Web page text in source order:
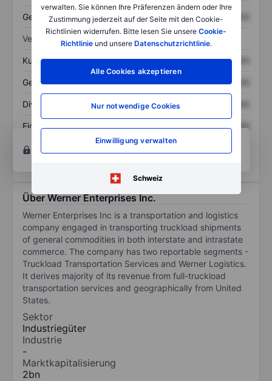
verwalten. Sie können Ihre Präferenzen ändern oder Ihre
Zustimmung jederzeit auf der Seite mit den Cookie-
Richtlinien widerrufen. Bitte lesen Sie unsere Cookie-
Richtlinieund unsere Datenschutzrichtlinie.
Alle Cookies akzeptieren
Nur notwendige Cookies
Einwilligung verwalten
Schweiz
Gesamtschulden XXXXXXX XXXXXXX
Verhältnisse
Kurs/Umsatz XXXXXXX XXXXXXX
Gewinn je Aktie XXXXXXX XXXXXXX
Dividende je Aktie XXXXXXX
Eigenkapitalrendite XXXXXXX
XXXXXXX
um Zugriff auf mehr Diagramm-
und Analyse-Tools zu erhalten.
Über Werner Enterprises Inc.
Werner Enterprises Inc is a transportation and logistics
company engaged in transporting truckload shipments
of general commodities in both interstate and intrastate
commerce. The company has two reportable segments -
Truckload Transportation Services and Werner Logistics.
It derives majority of its revenue from full-truckload
transportation services and geographically from United
States.
Sektor
Industriegüter
Industrie
-
Marktkapitalisierung
2bn